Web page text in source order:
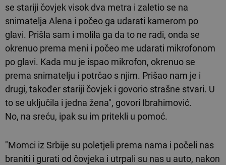
se stariji čovjek visok dva metra i zaletio se na
snimatelja Alena i počeo ga udarati kamerom po
glavi. Prišla sam i molila ga da to ne radi, onda se
okrenuo prema meni i počeo me udarati mikrofonom
po glavi. Kada mu je ispao mikrofon, okrenuo se
prema snimatelju i potrčao s njim. Prišao nam je i
drugi, također stariji čovjek i govorio strašne stvari. U
to se uključila i jedna žena", govori Ibrahimović.
No, na sreću, ipak su im pritekli u pomoć.
"Momci iz Srbije su poletjeli prema nama i počeli nas
braniti i gurati od čovjeka i utrpali su nas u auto, nakon